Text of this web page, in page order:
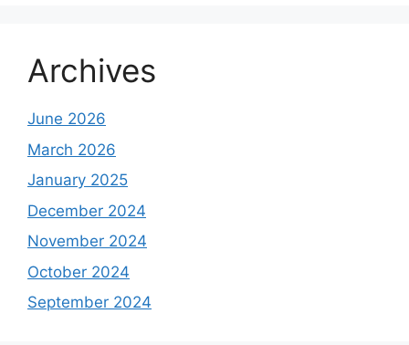
Archives
June 2026
March 2026
January 2025
December 2024
November 2024
October 2024
September 2024